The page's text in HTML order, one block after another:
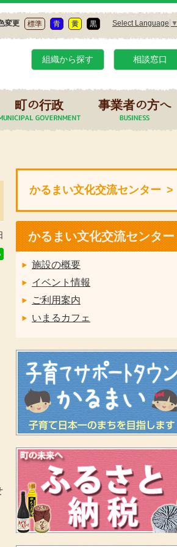
変更 標準 青 黄 黒 Select Language ▼
組織から探す 相談窓口
町の行政 事業者の方へ
かるまい文化交流センター
かるまい文化交流センター
施設の概要
イベント情報
ご利用案内
いまるカフェ